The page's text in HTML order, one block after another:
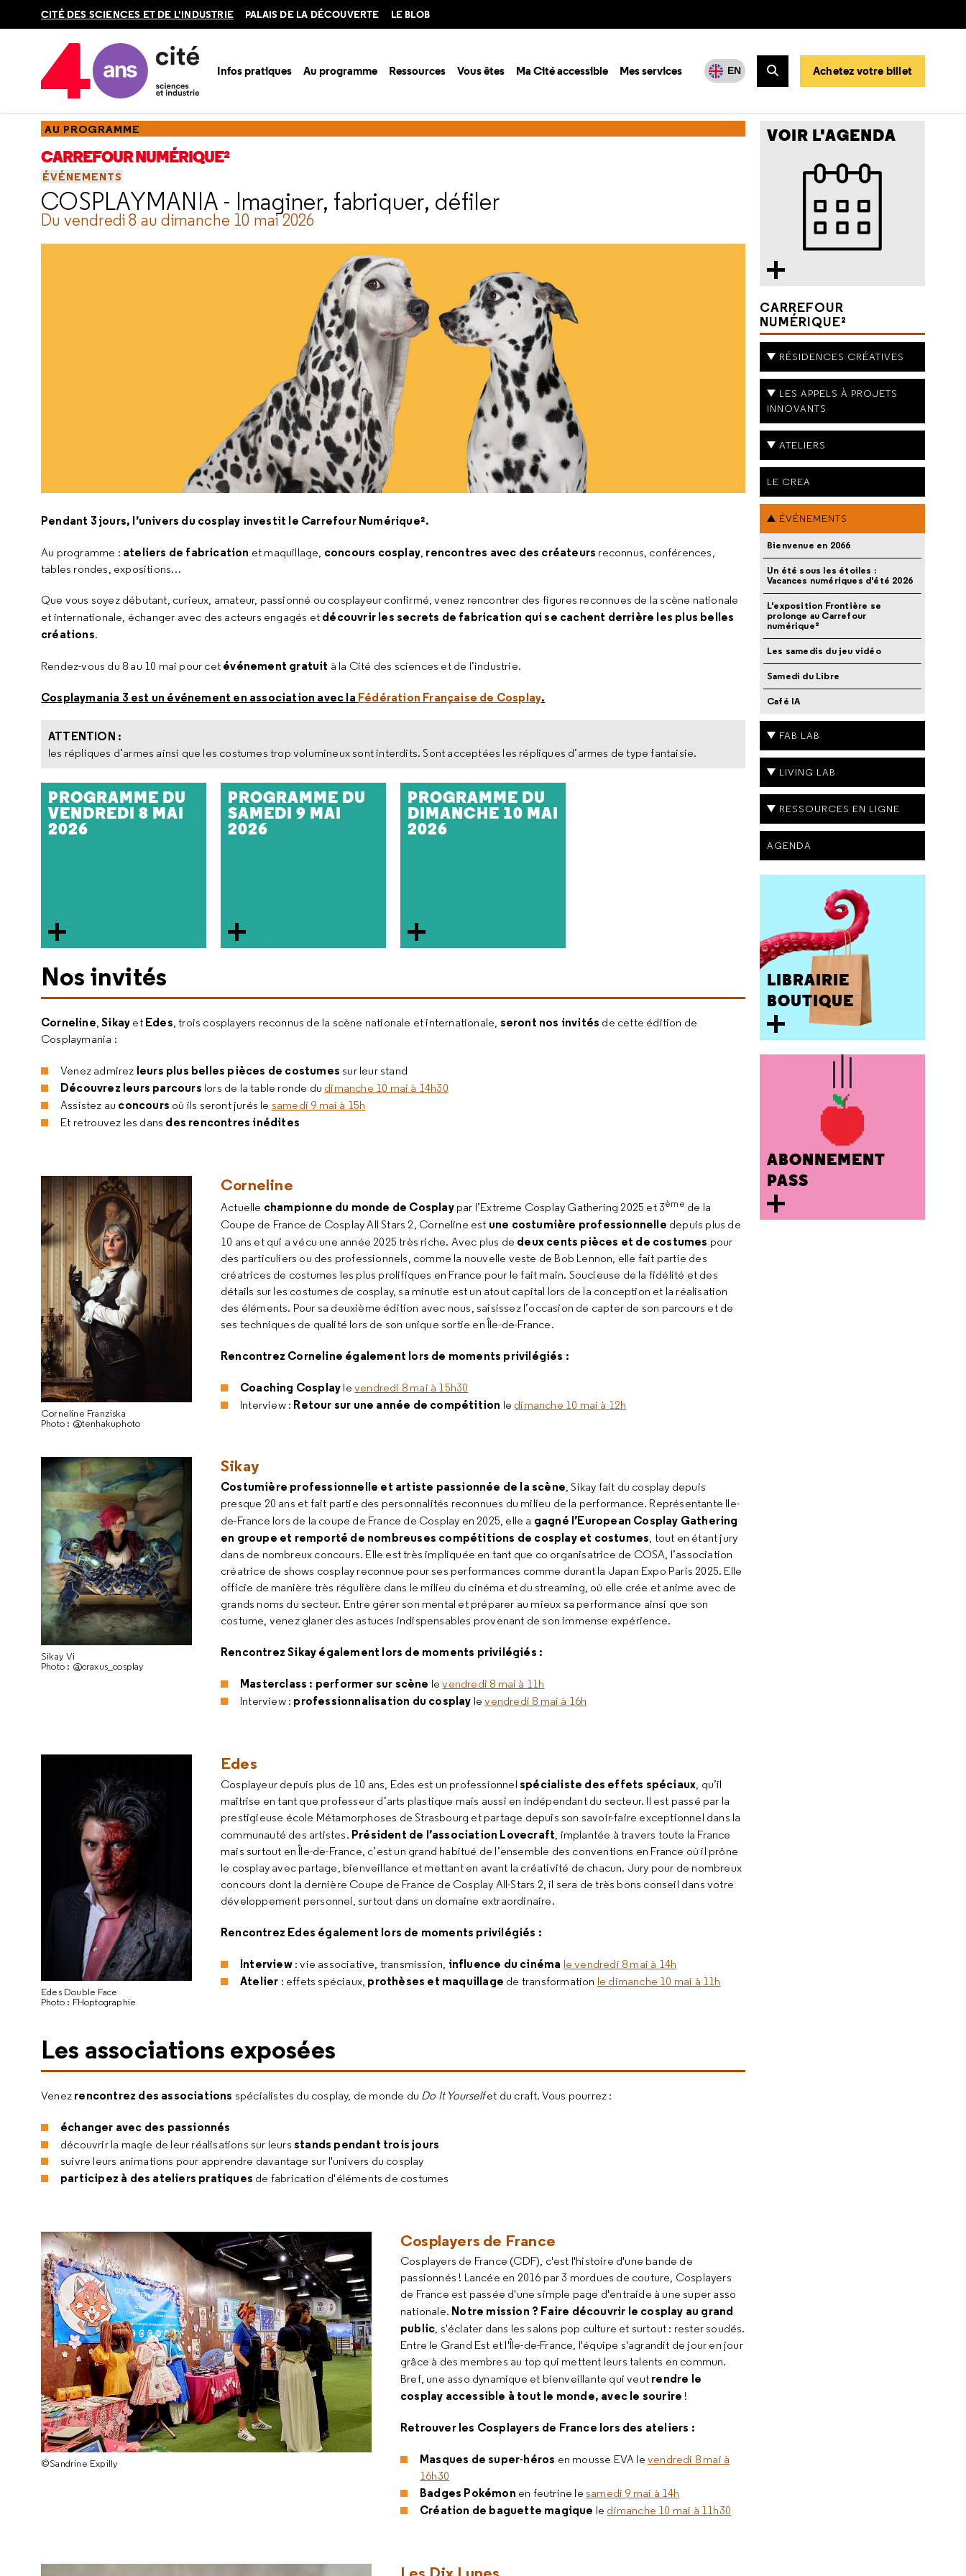
CITÉ DES SCIENCES ET DE L'INDUSTRIE PALAIS DE LA DÉCOUVERTE LE BLOB
Infos pratiques Au programme Ressources Vous êtes Ma Cité accessible Mes services EN
Rechercher
Achetez votre billet
Accueil Au programme
AU PROGRAMME
CARREFOUR NUMÉRIQUE²
ÉVÉNEMENTS
COSPLAYMANIA - Imaginer, fabriquer, défiler
Du vendredi 8 au dimanche 10 mai 2026
Pendant 3 jours, l’univers du cosplay investit le Carrefour Numérique².
Au programme : ateliers de fabrication et maquillage, concours cosplay, rencontres avec des créateurs reconnus, conférences,
tables rondes, expositions…
Que vous soyez débutant, curieux, amateur, passionné ou cosplayeur confirmé, venez rencontrer des figures reconnues de la scène nationale
et internationale, échanger avec des acteurs engagés et découvrir les secrets de fabrication qui se cachent derrière les plus belles
créations.
Rendez-vous du 8 au 10 mai pour cet événement gratuit à la Cité des sciences et de l’industrie.
Cosplaymania 3 est un événement en association avec la Fédération Française de Cosplay.
ATTENTION :
les répliques d’armes ainsi que les costumes trop volumineux sont interdits. Sont acceptées les répliques d’armes de type fantaisie.
PROGRAMME DU
VENDREDI 8 MAI
2026
PROGRAMME DU
SAMEDI 9 MAI
2026
PROGRAMME DU
DIMANCHE 10 MAI
2026
Nos invités
Corneline,Sikay et Edes, trois cosplayers reconnus de la scène nationale et internationale, seront nos invités de cette édition de
Cosplaymania :
Venez admirez leurs plus belles pièces de costumes sur leur stand
Découvrez leurs parcours lors de la table ronde du dimanche 10 mai à 14h30
Assistez au concours où ils seront jurés le samedi 9 mai à 15h
Et retrouvez les dans des rencontres inédites
Corneline Franziska
Photo : @tenhakuphoto
Corneline
Actuelle championne du monde de Cosplaypar l’Extreme Cosplay Gathering 2025 et 3ème de la
Coupe de France de Cosplay All Stars 2, Corneline est une costumière professionnelle depuis plus de
10 ans et qui a vécu une année 2025 très riche. Avec plus de deux cents pièces et de costumes pour
des particuliers ou des professionnels, comme la nouvelle veste de Bob Lennon, elle fait partie des
créatrices de costumes les plus prolifiques en France pour le fait main. Soucieuse de la fidélité et des
détails sur les costumes de cosplay, sa minutie est un atout capital lors de la conception et la réalisation
des éléments. Pour sa deuxième édition avec nous, saisissez l’occasion de capter de son parcours et de
ses techniques de qualité lors de son unique sortie en Île-de-France.
Rencontrez Corneline également lors de moments privilégiés :
Coaching Cosplay levendredi 8 mai à 15h30
Interview : Retour sur une année de compétition le dimanche 10 mai à 12h
Sikay Vi
Photo : @craxus_cosplay
Sikay
Costumière professionnelle et artiste passionnée de la scène, Sikay fait du cosplay depuis
presque 20 ans et fait partie des personnalités reconnues du milieu de la performance. Représentante Ile-
de-France lors de la coupe de France de Cosplay en 2025, elle a gagné l’European Cosplay Gathering
en groupe et remporté de nombreuses compétitions de cosplay et costumes, tout en étant jury
dans de nombreux concours. Elle est très impliquée en tant que co organisatrice de COSA, l’association
créatrice de shows cosplay reconnue pour ses performances comme durant la Japan Expo Paris 2025. Elle
officie de manière très régulière dans le milieu du cinéma et du streaming, où elle crée et anime avec de
grands noms du secteur. Entre gérer son mental et préparer au mieux sa performance ainsi que son
costume, venez glaner des astuces indispensables provenant de son immense expérience.
Rencontrez Sikay également lors de moments privilégiés :
Masterclass : performer sur scène levendredi 8 mai à 11h
Interview : professionnalisation du cosplay levendredi 8 mai à 16h
Edes Double Face
Photo : FHoptographie
Edes
Cosplayeur depuis plus de 10 ans, Edes est un professionnel spécialiste des effets spéciaux, qu’il
maîtrise en tant que professeur d’arts plastique mais aussi en indépendant du secteur. Il est passé par la
prestigieuse école Métamorphoses de Strasbourg et partage depuis son savoir-faire exceptionnel dans la
communauté des artistes. Président de l’association Lovecraft, implantée à travers toute la France
mais surtout en Île-de-France, c’est un grand habitué de l’ensemble des conventions en France où il prône
le cosplay avec partage, bienveillance et mettant en avant la créativité de chacun. Jury pour de nombreux
concours dont la dernière Coupe de France de Cosplay All-Stars 2, il sera de très bons conseil dans votre
développement personnel, surtout dans un domaine extraordinaire.
Rencontrez Edes également lors de moments privilégiés :
Interview : vie associative, transmission, influence du cinéma le vendredi 8 mai à 14h
Atelier : effets spéciaux, prothèses et maquillage de transformation le dimanche 10 mai à 11h
Les associations exposées
Venez rencontrez des associations spécialistes du cosplay, de monde du Do It Yourselfet du craft. Vous pourrez :
échanger avec des passionnés
découvrir la magie de leur réalisations sur leurs stands pendant trois jours
suivre leurs animations pour apprendre davantage sur l'univers du cosplay
participez à des ateliers pratiques de fabrication d'éléments de costumes
©Sandrine Expilly
Cosplayers de France
Cosplayers de France (CDF), c'est l'histoire d'une bande de
passionnés ! Lancée en 2016 par 3 mordues de couture, Cosplayers
de France est passée d'une simple page d'entraide à une super asso
nationale. Notre mission ? Faire découvrir le cosplay au grand
public, s'éclater dans les salons pop culture et surtout : rester soudés.
Entre le Grand Est et l'Île-de-France, l'équipe s'agrandit de jour en jour
grâce à des membres au top qui mettent leurs talents en commun.
Bref, une asso dynamique et bienveillante qui veut rendre le
cosplay accessible à tout le monde, avec le sourire !
Retrouver les Cosplayers de France lors des ateliers :
Masques de super-héros en mousse EVA levendredi 8 mai à
16h30
Badges Pokémon en feutrine le samedi 9 mai à 14h
Création de baguette magique le dimanche 10 mai à 11h30
VOIR L'AGENDA
CARREFOUR
NUMÉRIQUE²
RÉSIDENCES CRÉATIVES
LES APPELS À PROJETS
INNOVANTS
ATELIERS
LE CREA
ÉVÉNEMENTS
Bienvenue en 2066
Un été sous les étoiles :
Vacances numériques d'été 2026
L'exposition Frontière se
prolonge au Carrefour
numérique²
Les samedis du jeu vidéo
Samedi du Libre
Café IA
FAB LAB
LIVING LAB
RESSOURCES EN LIGNE
AGENDA
LIBRAIRIE
BOUTIQUE
ABONNEMENT
PASS